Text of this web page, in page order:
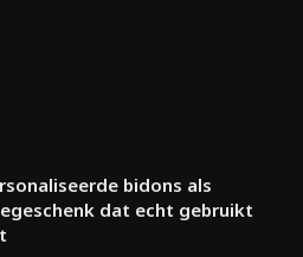
bidons als
dat echt gebruikt